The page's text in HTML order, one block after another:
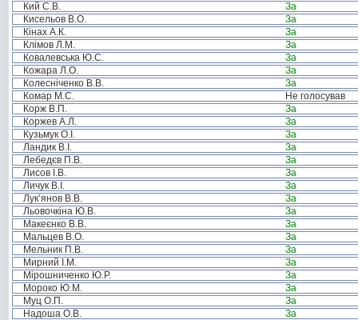
Кий С.В.
За
Кисельов В.О.
За
Кінах А.К.
За
Клімов Л.М.
За
Ковалевська Ю.С.
За
Кожара Л.О.
За
Колесніченко В.В.
За
Комар М.С.
Не голосував
Корж В.П.
За
Коржев А.Л.
За
Кузьмук О.І.
За
Ландик В.І.
За
Лебедєв П.В.
За
Лисов І.В.
За
Личук В.І.
За
Лук’янов В.В.
За
Льовочкіна Ю.В.
За
Макеєнко В.В.
За
Мальцев В.О.
За
Мельник П.В.
За
Мирний І.М.
За
Мірошниченко Ю.Р.
За
Мороко Ю.М.
За
Муц О.П.
За
Надоша О.В.
За